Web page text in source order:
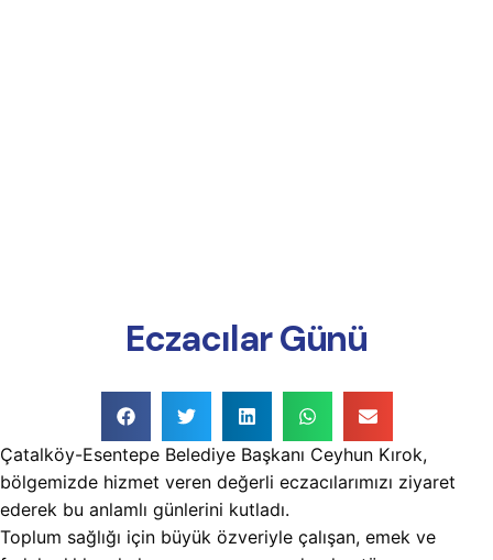
Eczacılar Günü
Çatalköy-Esentepe Belediye Başkanı Ceyhun Kırok,
bölgemizde hizmet veren değerli eczacılarımızı ziyaret
ederek bu anlamlı günlerini kutladı.
Toplum sağlığı için büyük özveriyle çalışan, emek ve